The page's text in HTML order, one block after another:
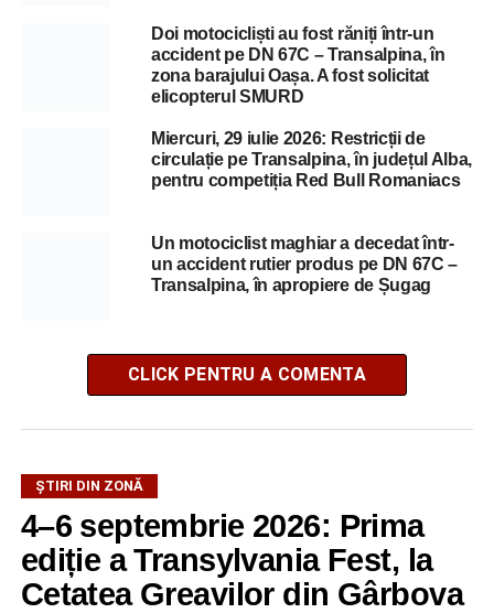
Doi motocicliști au fost răniți într-un
accident pe DN 67C – Transalpina, în
zona barajului Oașa. A fost solicitat
elicopterul SMURD
Miercuri, 29 iulie 2026: Restricții de
circulație pe Transalpina, în județul Alba,
pentru competiția Red Bull Romaniacs
Un motociclist maghiar a decedat într-
un accident rutier produs pe DN 67C –
Transalpina, în apropiere de Șugag
CLICK PENTRU A COMENTA
ȘTIRI DIN ZONĂ
4–6 septembrie 2026: Prima
ediție a Transylvania Fest, la
Cetatea Greavilor din Gârbova